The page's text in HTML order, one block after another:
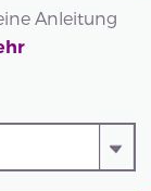
Anleitung